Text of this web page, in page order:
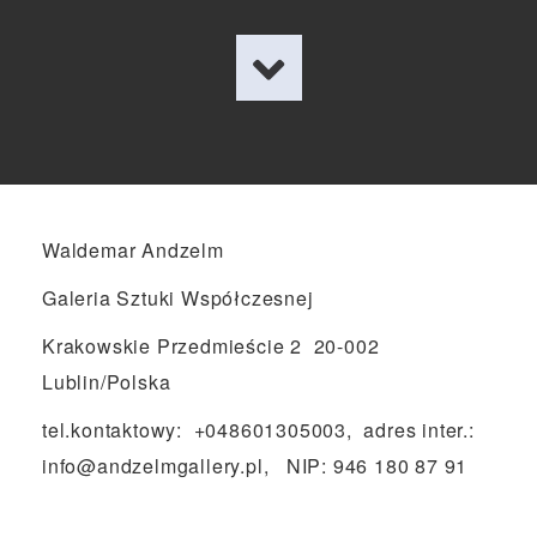
Waldemar Andzelm
Galeria Sztuki Współczesnej
Krakowskie Przedmieście 2 20-002
Lublin/Polska
tel.kontaktowy: +048601305003, adres inter.:
info@andzelmgallery.pl, NIP: 946 180 87 91